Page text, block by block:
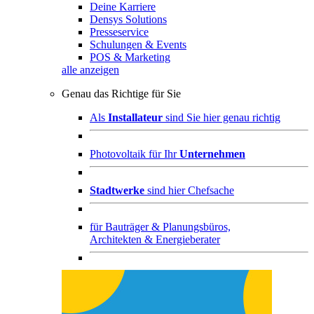
Deine Karriere
Densys Solutions
Presseservice
Schulungen & Events
POS & Marketing
alle anzeigen
Genau das Richtige für Sie
Als Installateur sind Sie hier genau richtig
Photovoltaik für IhrUnternehmen
Stadtwerke sind hier Chefsache
fürBauträger & Planungsbüros,
Architekten & Energieberater